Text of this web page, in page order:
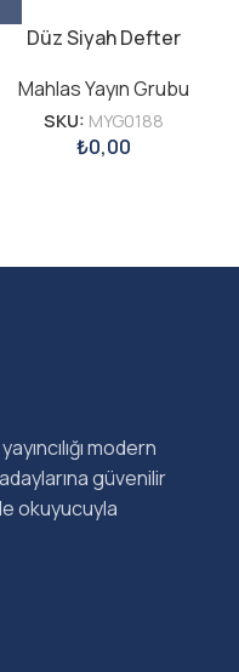
Düz Siyah Defter
Mahlas Yayın Grubu
SKU: MYG0188
₺0,00
modern
güvenilir
okuyucuyla